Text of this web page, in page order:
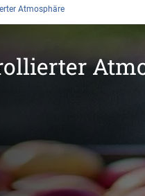
Atmosphäre